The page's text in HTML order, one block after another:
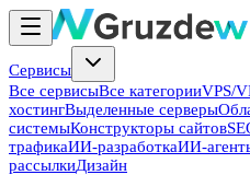
Сервисы
Все сервисыВсе категорииVPS/
хостингВыделенные серверы
системыКонструкторы сайтов
трафикаИИ-разработкаИИ-
рассылкиДизайн